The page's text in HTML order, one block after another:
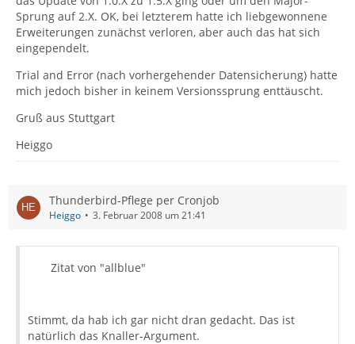
Sprung auf 2.X. OK, bei letzterem hatte ich liebgewonnene
Erweiterungen zunächst verloren, aber auch das hat sich
eingependelt.
Trial and Error (nach vorhergehender Datensicherung) hatte
mich jedoch bisher in keinem Versionssprung enttäuscht.
Gruß aus Stuttgart
Heiggo
Thunderbird-Pflege per Cronjob
Heiggo 3. Februar 2008 um 21:41
Zitat von "allblue"
Stimmt, da hab ich gar nicht dran gedacht. Das ist
natürlich das Knaller-Argument.